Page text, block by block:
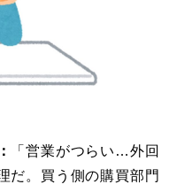
「営業がつらい…外回
だ。買う側の購買部門